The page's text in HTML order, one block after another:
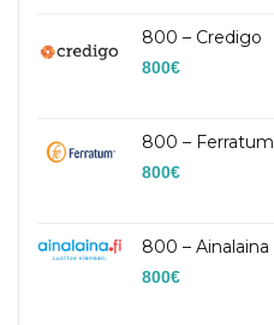
800 – Credigo
800€
800 – Ferratum
800€
800 – Ainalaina
800€